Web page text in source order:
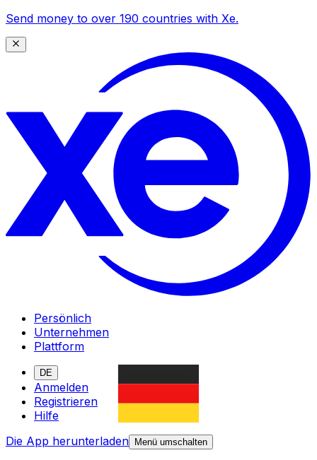
Send money to over 190 countries with Xe.
Persönlich
Unternehmen
Plattform
DE
Anmelden
Registrieren
Hilfe
Die App herunterladen
Menü umschalten